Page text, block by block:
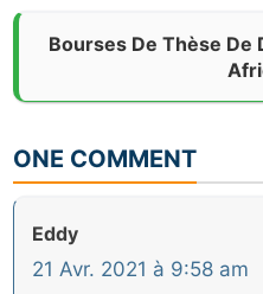
Bourses De Thèse De
ONE COMMENT
Eddy
21 Avr. 2021 à 9:58 am